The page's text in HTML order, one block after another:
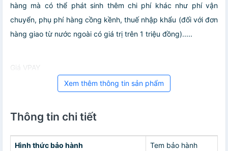
hàng mà có thể phát sinh thêm chi phí khác như phí vận
chuyển, phụ phí hàng cồng kềnh, thuế nhập khẩu (đối với đơn
hàng giao từ nước ngoài có giá trị trên 1 triệu đồng).....
Giá VPAY
Xem thêm thông tin sản phẩm
Thông tin chi tiết
Hình thức bảo hành Tem bảo hành